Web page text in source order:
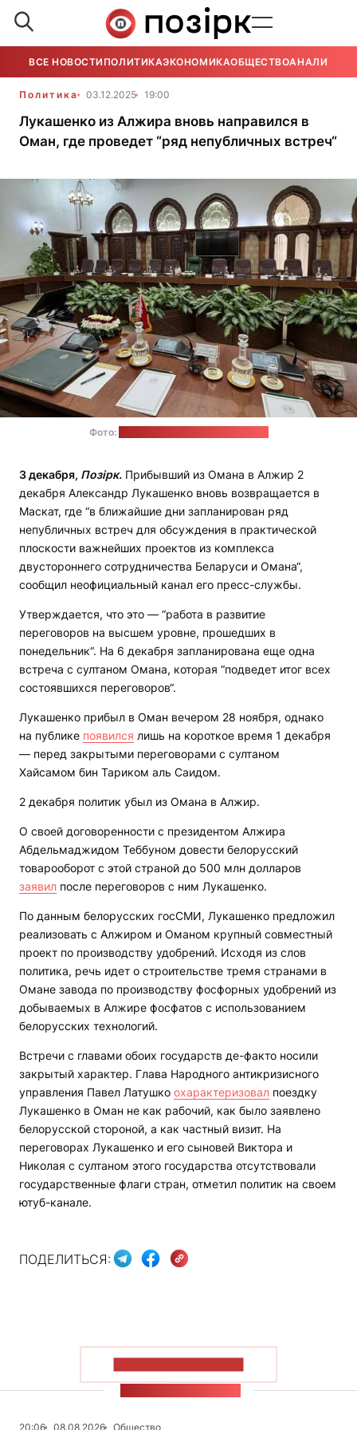
ВСЕ НОВОСТИ ПОЛИТИКАЭКОНОМИКАОБЩЕСТВОАНАЛИТИКА
Политика 03.12.2025 19:00
Лукашенко из Алжира вновь направился в
Оман, где проведет “ряд непубличных встреч“
Фото:
3 декабря, Позірк. Прибывший из Омана в Алжир 2
декабря Александр Лукашенко вновь возвращается в
Маскат, где “в ближайшие дни запланирован ряд
непубличных встреч для обсуждения в практической
плоскости важнейших проектов из комплекса
двустороннего сотрудничества Беларуси и Омана“,
сообщил неофициальный канал его пресс-службы.
Утверждается, что это — “работа в развитие
переговоров на высшем уровне, прошедших в
понедельник“. На 6 декабря запланирована еще одна
встреча с султаном Омана, которая “подведет итог всех
состоявшихся переговоров“.
Лукашенко прибыл в Оман вечером 28 ноября, однако
на публике появился лишь на короткое время 1 декабря
— перед закрытыми переговорами с султаном
Хайсамом бин Тариком аль Саидом.
2 декабря политик убыл из Омана в Алжир.
О своей договоренности с президентом Алжира
Абдельмаджидом Теббуном довести белорусский
товарооборот с этой страной до 500 млн долларов
заявил после переговоров с ним Лукашенко.
По данным белорусских госСМИ, Лукашенко предложил
реализовать с Алжиром и Оманом крупный совместный
проект по производству удобрений. Исходя из слов
политика, речь идет о строительстве тремя странами в
Омане завода по производству фосфорных удобрений из
добываемых в Алжире фосфатов с использованием
белорусских технологий.
Встречи с главами обоих государств де-факто носили
закрытый характер. Глава Народного антикризисного
управления Павел Латушко охарактеризовал поездку
Лукашенко в Оман не как рабочий, как было заявлено
белорусской стороной, а как частный визит. На
переговорах Лукашенко и его сыновей Виктора и
Николая с султаном этого государства отсутствовали
государственные флаги стран, отметил политик на своем
ютуб-канале.
ПОДЕЛИТЬСЯ:
20:06 08.08.2026 Общество